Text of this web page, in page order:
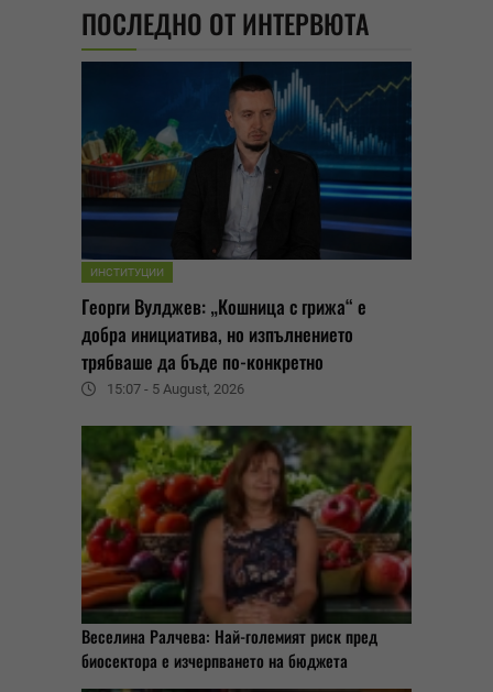
ПОСЛЕДНО ОТ ИНТЕРВЮТА
ИНСТИТУЦИИ
Георги Вулджев: „Кошница с грижа“ е
добра инициатива, но изпълнението
трябваше да бъде по-конкретно
15:07 - 5 August, 2026
Веселина Ралчева: Най-големият риск пред
биосектора е изчерпването на бюджета